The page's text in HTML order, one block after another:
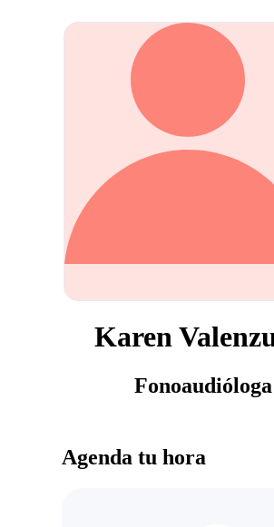
Karen
Fonoaudióloga
Agenda tu hora